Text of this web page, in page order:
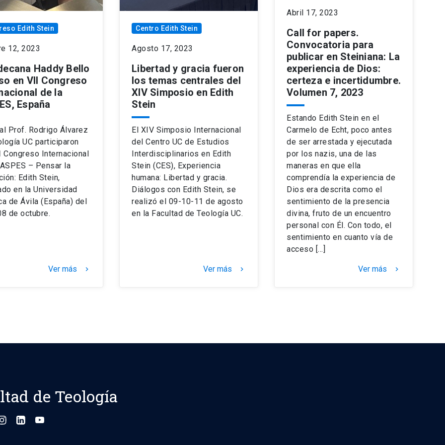
Edith Stein
12, 2023
Haddy Bello
en VII Congreso
de la
España
Prof. Rodrigo Álvarez
UC participaron
Congreso Internacional
– Pensar la
Edith Stein,
en la Universidad
de Ávila (España) del
de octubre.
Ver más keyboard_arrow_right
Centro Edith Stein
Agosto 17, 2023
Libertad y gracia fueron
los temas centrales del
XIV Simposio en Edith
Stein
El XIV Simposio Internacional
del Centro UC de Estudios
Interdisciplinarios en Edith
Stein (CES), Experiencia
humana: Libertad y gracia.
Diálogos con Edith Stein, se
realizó el 09-10-11 de agosto
en la Facultad de Teología UC.
Ver más keyboard_arrow_right
Abril 17, 2023
Call for papers.
Convocatoria para
publicar en Steiniana: La
experiencia de Dios:
certeza e incertidumbre.
Volumen 7, 2023
Estando Edith Stein en el
Carmelo de Echt, poco antes
de ser arrestada y ejecutada
por los nazis, una de las
maneras en que ella
comprendía la experiencia de
Dios era descrita como el
sentimiento de la presencia
divina, fruto de un encuentro
personal con Él. Con todo, el
sentimiento en cuanto vía de
acceso […]
Ver más keyboard_arrow_right
de Teología